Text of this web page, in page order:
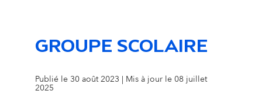
GROUPE SCOLAIRE
Publié le 30 août 2023 | Mis à jour le 08 juillet
2025